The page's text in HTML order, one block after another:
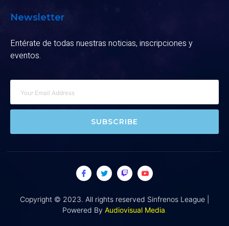
Newsletter
Entérate de todas nuestras noticias, inscripciones y
eventos.
SUBSCRIBE
Copyright © 2023. All rights reserved Sinfrenos League |
Powered By Audiovisual Media.